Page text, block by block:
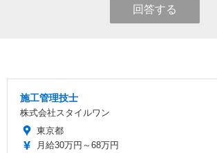
回答する
施工管理技士
株式会社スタイルワン
東京都
月給30万円～68万円